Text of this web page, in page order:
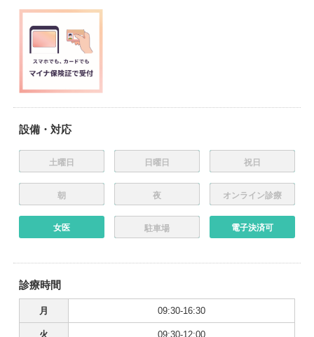
設備・対応
土曜日 日曜日 祝日
朝 夜 オンライン診療
女医 駐車場 電子決済可
診療時間
月 09:30-16:30
火 09:30-12:00